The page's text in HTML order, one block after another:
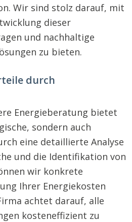
Wir sind stolz darauf, mit
dieser
und nachhaltige
zu bieten.
durch
Energieberatung bietet
sondern auch
eine detaillierte Analyse
und die Identifikation von
wir konkrete
Ihrer Energiekosten
achtet darauf, alle
kosteneffizient zu